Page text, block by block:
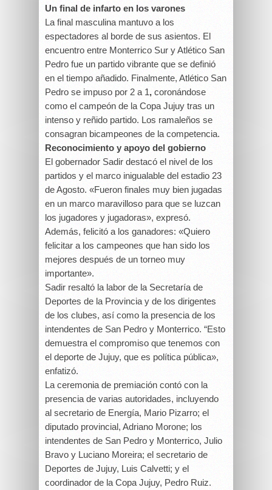
Un final de infarto en los varones
La final masculina mantuvo a los
espectadores al borde de sus asientos. El
encuentro entre Monterrico Sur y Atlético San
Pedro fue un partido vibrante que se definió
en el tiempo añadido. Finalmente, Atlético San
Pedro se impuso por 2 a 1, coronándose
como el campeón de la Copa Jujuy tras un
intenso y reñido partido. Los ramaleños se
consagran bicampeones de la competencia.
Reconocimiento y apoyo del gobierno
El gobernador Sadir destacó el nivel de los
partidos y el marco inigualable del estadio 23
de Agosto. «Fueron finales muy bien jugadas
en un marco maravilloso para que se luzcan
los jugadores y jugadoras», expresó.
Además, felicitó a los ganadores: «Quiero
felicitar a los campeones que han sido los
mejores después de un torneo muy
importante».
Sadir resaltó la labor de la Secretaría de
Deportes de la Provincia y de los dirigentes
de los clubes, así como la presencia de los
intendentes de San Pedro y Monterrico. “Esto
demuestra el compromiso que tenemos con
el deporte de Jujuy, que es política pública»,
enfatizó.
La ceremonia de premiación contó con la
presencia de varias autoridades, incluyendo
al secretario de Energía, Mario Pizarro; el
diputado provincial, Adriano Morone; los
intendentes de San Pedro y Monterrico, Julio
Bravo y Luciano Moreira; el secretario de
Deportes de Jujuy, Luis Calvetti; y el
coordinador de la Copa Jujuy, Pedro Ruiz.